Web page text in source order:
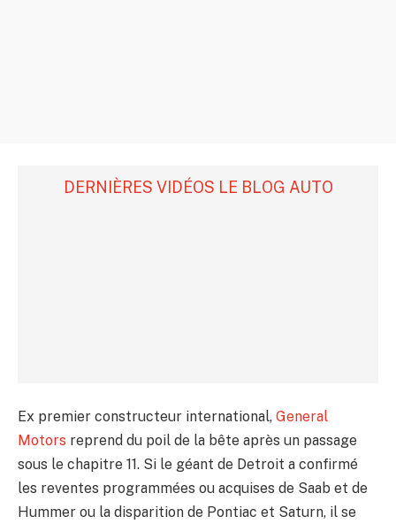
DERNIÈRES VIDÉOS LE BLOG AUTO
Ex premier constructeur international, General
Motors reprend du poil de la bête après un passage
sous le chapitre 11. Si le géant de Detroit a confirmé
les reventes programmées ou acquises de Saab et de
Hummer ou la disparition de Pontiac et Saturn, il se